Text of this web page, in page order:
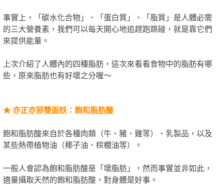
事實上，「碳水化合物」、「蛋白質」、「脂質」是人體必需
的三大營養素，我們可以每天開心地追趕跑跳碰，就是靠它們
來提供能量。
上次介紹了人體內的四種脂肪，這次來看看食物中的脂肪有哪
些，原來脂肪也有好壞之分喔～
★ 亦正亦邪雙面妖：飽和脂肪酸
飽和脂肪酸來自於各種肉類（牛、豬、雞等）、乳製品，以及
某些熱帶植物油（椰子油、棕櫚油等）。
一般人會認為飽和脂肪酸是「壞脂肪」，然而事實並非如此，
適量攝取天然的飽和脂肪酸，對身體是好事。